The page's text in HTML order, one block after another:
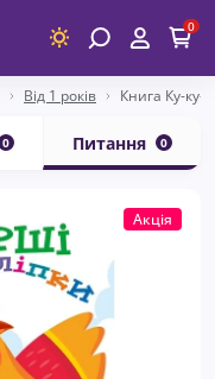
0
Від 1 років Книга Ку-ку-
0 Питання 0
Акція